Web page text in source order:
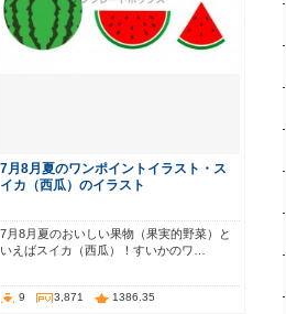
7月8月夏のワンポイントイラスト・ス
イカ（西瓜）のイラスト
7月8月夏のおいしい果物（果実的野菜）と
いえばスイカ（西瓜）！すいかのワ…
9 3,871 1386.35